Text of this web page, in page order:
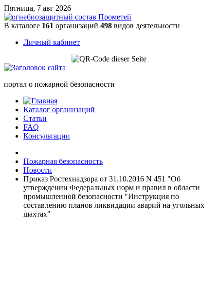
Пятница, 7 авг 2026
В каталоге 161 организаций 498 видов деятельности
Личный кабинет
портал о пожарной безопасности
Каталог организаций
Статьи
FAQ
Консультации
Пожарная безопасность
Новости
Приказ Ростехнадзора от 31.10.2016 N 451 "Об
утверждении Федеральных норм и правил в области
промышленной безопасности "Инструкция по
составлению планов ликвидации аварий на угольных
шахтах"